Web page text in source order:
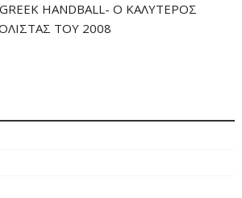
HANDBALL- O ΚΑΛΥΤΕΡΟΣ
ΤΟΥ 2008